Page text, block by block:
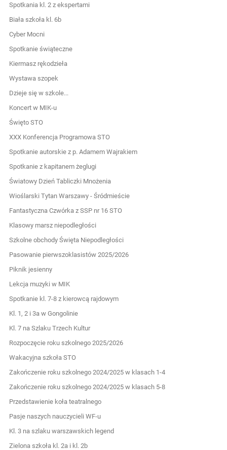
Spotkania kl. 2 z ekspertami
Biała szkoła kl. 6b
Cyber Mocni
Spotkanie świąteczne
Kiermasz rękodzieła
Wystawa szopek
Dzieje się w szkole...
Koncert w MIK-u
Święto STO
XXX Konferencja Programowa STO
Spotkanie autorskie z p. Adamem Wajrakiem
Spotkanie z kapitanem żeglugi
Światowy Dzień Tabliczki Mnożenia
Wioślarski Tytan Warszawy - Śródmieście
Fantastyczna Czwórka z SSP nr 16 STO
Klasowy marsz niepodległości
Szkolne obchody Święta Niepodległości
Pasowanie pierwszoklasistów 2025/2026
Piknik jesienny
Lekcja muzyki w MIK
Spotkanie kl. 7-8 z kierowcą rajdowym
Kl. 1, 2 i 3a w Gongolinie
Kl. 7 na Szlaku Trzech Kultur
Rozpoczęcie roku szkolnego 2025/2026
Wakacyjna szkoła STO
Zakończenie roku szkolnego 2024/2025 w klasach 1-4
Zakończenie roku szkolnego 2024/2025 w klasach 5-8
Przedstawienie koła teatralnego
Pasje naszych nauczycieli WF-u
Kl. 3 na szlaku warszawskich legend
Zielona szkoła kl. 2a i kl. 2b